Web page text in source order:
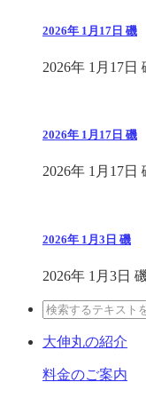
2026年 1月17日 磯
2026年 1月17日
2026年 1月17日 磯
2026年 1月17日
2026年 1月3日 磯
2026年 1月3日
大伸丸の紹介
料金のご案内